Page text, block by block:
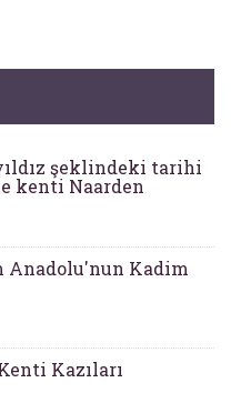
şeklindeki tarihi
kenti Naarden
Anadolu'nun Kadim
Kazıları